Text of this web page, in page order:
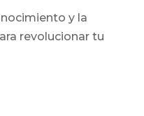
y la
revolucionar tu